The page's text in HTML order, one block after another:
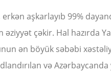
aşkarlayıb 99%
çəkir. Hal hazırda
ən böyük səbəbi
və